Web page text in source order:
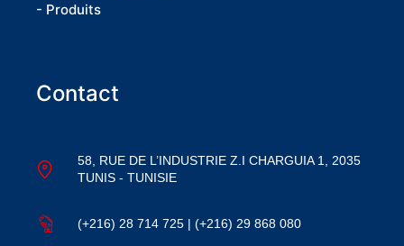
- Produits
Contact
58, RUE DE L’INDUSTRIE Z.I CHARGUIA 1, 2035
TUNIS - TUNISIE
(+216) 28 714 725 | (+216) 29 868 080